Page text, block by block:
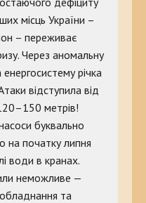
місць України –
– переживає
Через аномальну
річка
відступила від
метрів!
буквально
на початку липня
води в кранах.
неможливе —
та